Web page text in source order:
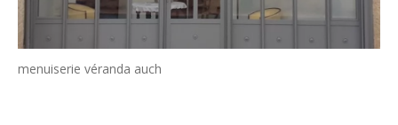
menuiserie véranda auch